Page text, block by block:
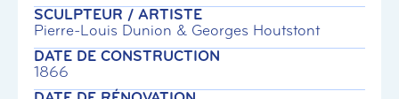
SCULPTEUR / ARTISTE
Pierre-Louis Dunion & Georges Houtstont
DATE DE CONSTRUCTION
1866